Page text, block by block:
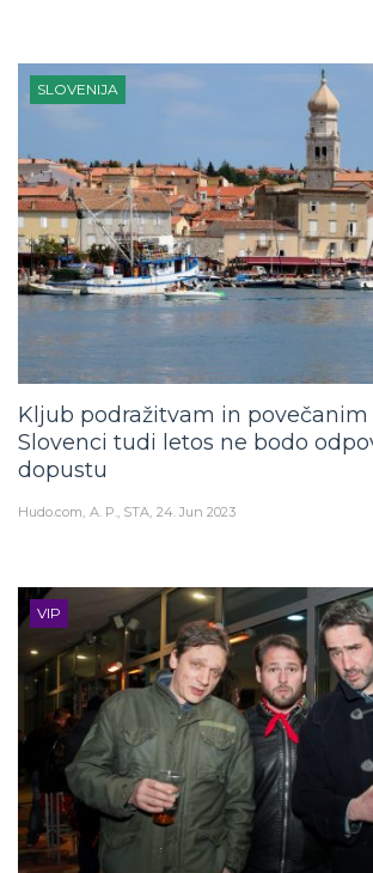
SLOVENIJA
Kljub podražitvam in povečanim
Slovenci tudi letos ne bodo
dopustu
Hudo.com A. P., STA 24. Jun 2023
VIP